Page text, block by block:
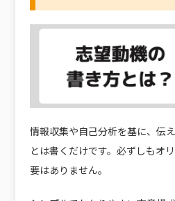
情報収集や自己分析を基に、伝
とは書くだけです。必ずしもオ
要はありません。